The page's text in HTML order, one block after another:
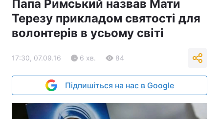
Папа Римський назвав Мати
Терезу прикладом святості для
волонтерів в усьому світі
17:30, 07.09.16 6 хв. 84
Підпишіться на нас в Google